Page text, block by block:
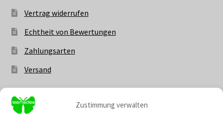
Zustimmung verwalten
Vertrag widerrufen
Echtheit von Bewertungen
Zahlungsarten
Versand